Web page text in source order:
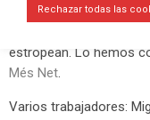
Este martes 9 de abril
estropean. Lo hemos
Més Net
Varios trabajadores:
Rechazar todas las